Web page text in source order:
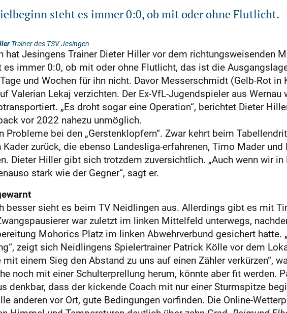
steht es immer 0:0, ob mit oder ohne Flutlicht.
Trainer des TSV Jesingen
hat Jesingens Trainer Dieter Hiller vor dem richtungsweisenden
immer 0:0, ob mit oder ohne Flutlicht, das ist die
und Wochen für ihn nicht. Davor Messerschmidt (Gelb-Rot
Valerian Lekaj verzichten. Der Ex-VfL-Jugendspieler aus
„Es droht sogar eine Operation“, berichtet Dieter
vor 2022 nahezu unmöglich.
Probleme bei den „Gerstenklopfern“. Zwar kehrt beim
Kader zurück, die ebenso Landesliga-erfahrenen, Timo Mader
Dieter Hiller gibt sich trotzdem zuversichtlich. „Auch wenn wir in
stark wie der Gegner“, sagt er.
besser sieht es beim TV Neidlingen aus. Allerdings gibt es mit
war zuletzt im linken Mittelfeld unterwegs,
Mohorics Platz im linken Abwehrverbund gesichert hatte.
zeigt sich Neidlingens Spielertrainer Patrick Kölle vor dem
mit einem Sieg den Abstand zu uns auf einen Zähler verkürzen“,
noch mit einer Schulterprellung herum, könnte aber fit werden.
denkbar, dass der kickende Coach mit nur einer Sturmspitze
anderen vor Ort, gute Bedingungen vorfinden. Die Online-